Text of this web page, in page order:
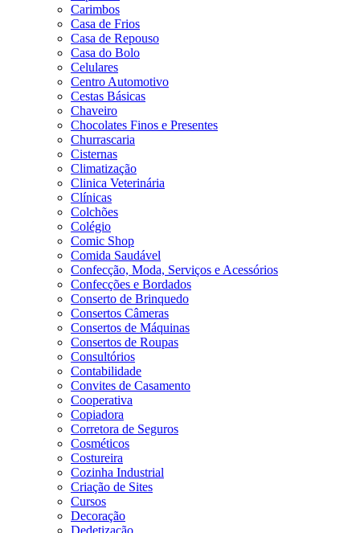
Carimbos
Casa de Frios
Casa de Repouso
Casa do Bolo
Celulares
Centro Automotivo
Cestas Básicas
Chaveiro
Chocolates Finos e Presentes
Churrascaria
Cisternas
Climatização
Clinica Veterinária
Clínicas
Colchões
Colégio
Comic Shop
Comida Saudável
Confecção, Moda, Serviços e Acessórios
Confecções e Bordados
Conserto de Brinquedo
Consertos Câmeras
Consertos de Máquinas
Consertos de Roupas
Consultórios
Contabilidade
Convites de Casamento
Cooperativa
Copiadora
Corretora de Seguros
Cosméticos
Costureira
Cozinha Industrial
Criação de Sites
Cursos
Decoração
Dedetização